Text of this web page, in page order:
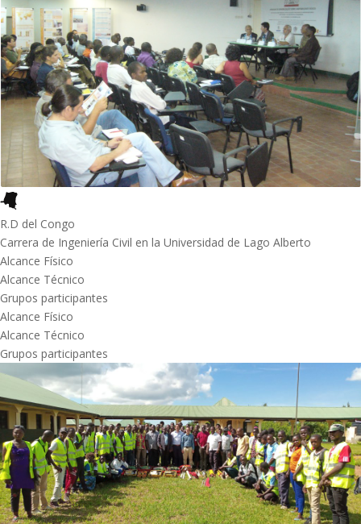
R.D del Congo
Carrera de Ingeniería Civil en la Universidad de Lago Alberto
Alcance Físico
Alcance Técnico
Grupos participantes
Alcance Físico
Alcance Técnico
Grupos participantes